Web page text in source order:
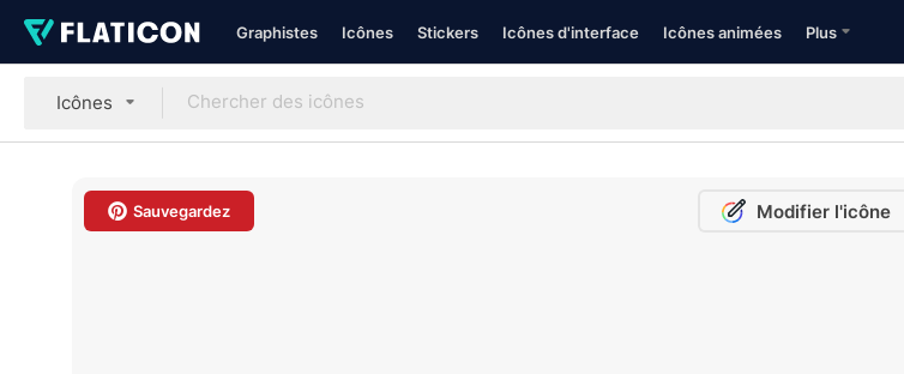
Graphistes Icônes Stickers Icônes d'interface Icônes animées Plus
Icônes
Sauvegardez Modifier l'icône